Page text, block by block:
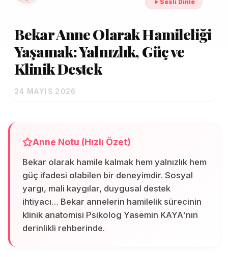
Sesli Dinle
Bekar Anne Olarak Hamileliği
Yaşamak: Yalnızlık, Güç ve
Klinik Destek
24 MAYIS 2026
Anne Notu (Hızlı Özet)
Bekar olarak hamile kalmak hem yalnızlık hem
güç ifadesi olabilen bir deneyimdir. Sosyal
yargı, mali kaygılar, duygusal destek
ihtiyacı… Bekar annelerin hamilelik sürecinin
klinik anatomisi Psikolog Yasemin KAYA'nın
derinlikli rehberinde.